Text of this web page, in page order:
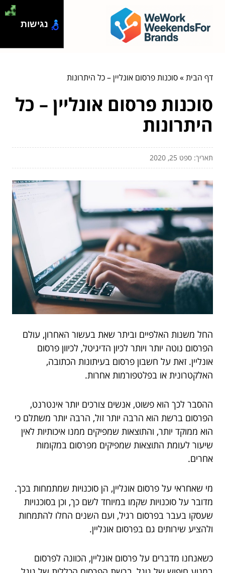
דף הבית»סוכנות פרסום אונליין – כל היתרונות
סוכנות פרסום אונליין – כל
היתרונות
תאריך: ספט 25, 2020
החל משנות האלפיים וביתר שאת בעשור האחרון, עולם
הפרסום נוטה יותר ויותר לכיון הדיגיטל, לכיוון פרסום
אונליין. זאת על חשבון פרסום בעיתונות הכתובה,
האלקטרונית או בפלטפורמות אחרות.
ההסבר לכך הוא פשוט, אנשים צורכים יותר אינטרנט,
הפרסום ברשת הוא הרבה יותר זול, הרבה יותר משתלם כי
הוא ממוקד יותר, והתוצאות שמפיקים ממנו איכותיות לאין
שיעור לעומת התוצאות שמפיקים מפרסום במקומות
אחרים.
מי שאחראי על פרסום אונליין, הן סוכנויות שמתמחות בכך.
מדובר על סוכנויות שקמו במיוחד לשם כך, וכן בסוכנויות
שעסקו בעבר בפרסום רגיל, ועם השנים החלו להתמחות
ולהציע שירותים גם בפרסום אונליין.
כשאנחנו מדברים על פרסום אונליין, הכוונה לפרסום
נגישות